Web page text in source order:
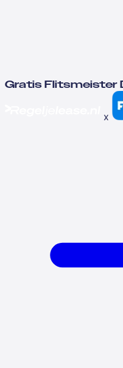
Gratis Flitsmeister
x